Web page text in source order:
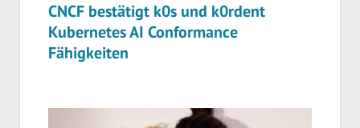
CNCF bestätigt k0s und k0rdent
Kubernetes AI Conformance
Fähigkeiten